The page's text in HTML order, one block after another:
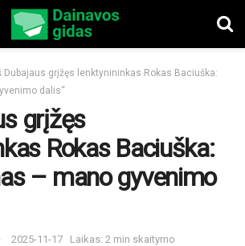
Dubajaus grįžęs lenktynininkas Rokas Baciuška:
dalis“
grįžęs
Rokas Baciuška:
– mano gyvenimo
2025-11-17 Laikas: 2 min skaitymo